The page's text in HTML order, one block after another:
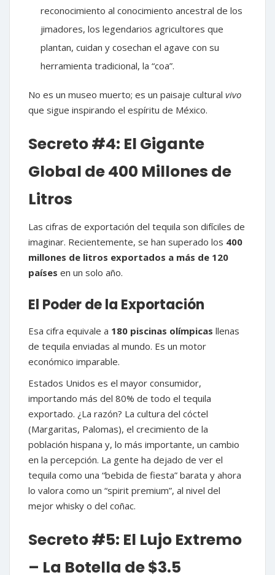
reconocimiento al conocimiento ancestral de los
jimadores, los legendarios agricultores que
plantan, cuidan y cosechan el agave con su
herramienta tradicional, la “coa”.
No es un museo muerto; es un paisaje cultural vivo
que sigue inspirando el espíritu de México.
Secreto #4: El Gigante
Global de 400 Millones de
Litros
Las cifras de exportación del tequila son difíciles de
imaginar. Recientemente, se han superado los 400
millones de litros exportados a más de 120
países en un solo año.
El Poder de la Exportación
Esa cifra equivale a 180 piscinas olímpicas llenas
de tequila enviadas al mundo. Es un motor
económico imparable.
Estados Unidos es el mayor consumidor,
importando más del 80% de todo el tequila
exportado. ¿La razón? La cultura del cóctel
(Margaritas, Palomas), el crecimiento de la
población hispana y, lo más importante, un cambio
en la percepción. La gente ha dejado de ver el
tequila como una “bebida de fiesta” barata y ahora
lo valora como un “spirit premium”, al nivel del
mejor whisky o del coñac.
Secreto #5: El Lujo Extremo
– La Botella de $3.5